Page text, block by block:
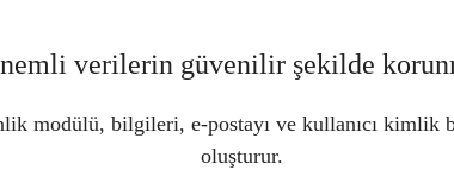
verilerin güvenilir şekilde
modülü, bilgileri, e-postayı ve kullanıcı kimlik
oluşturur.